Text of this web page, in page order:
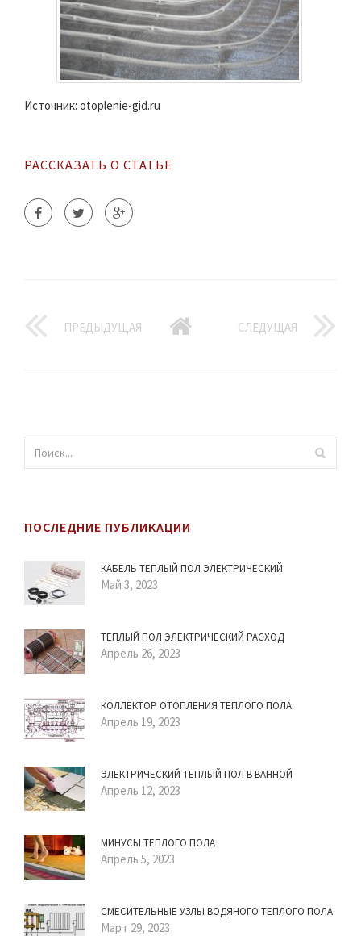
Источник: otoplenie-gid.ru
РАССКАЗАТЬ О СТАТЬЕ
ПРЕДЫДУЩАЯ СЛЕДУЩАЯ
ПОСЛЕДНИЕ ПУБЛИКАЦИИ
КАБЕЛЬ ТЕПЛЫЙ ПОЛ ЭЛЕКТРИЧЕСКИЙ
Май 3, 2023
ТЕПЛЫЙ ПОЛ ЭЛЕКТРИЧЕСКИЙ РАСХОД
Апрель 26, 2023
КОЛЛЕКТОР ОТОПЛЕНИЯ ТЕПЛОГО ПОЛА
Апрель 19, 2023
ЭЛЕКТРИЧЕСКИЙ ТЕПЛЫЙ ПОЛ В ВАННОЙ
Апрель 12, 2023
МИНУСЫ ТЕПЛОГО ПОЛА
Апрель 5, 2023
СМЕСИТЕЛЬНЫЕ УЗЛЫ ВОДЯНОГО ТЕПЛОГО ПОЛА
Март 29, 2023